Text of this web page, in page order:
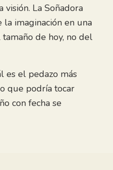
visión. La Soñadora
la imaginación en una
de hoy, no del
es el pedazo más
que podría tocar
con fecha se